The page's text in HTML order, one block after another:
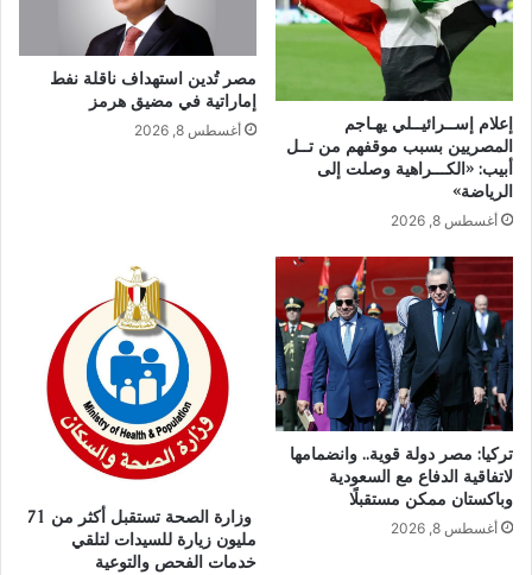
إعلام إســرائيــلي يهـاجم
المصريين بسبب موقفهم من تــل
أبيب: «الكـــراهية وصلت إلى
الرياضة»
أغسطس 8, 2026
مصر تُدين استهداف ناقلة نفط
إماراتية في مضيق هرمز
أغسطس 8, 2026
تركيا: مصر دولة قوية.. وانضمامها
لاتفاقية الدفاع مع السعودية
وباكستان ممكن مستقبلًا
أغسطس 8, 2026
وزارة الصحة تستقبل أكثر من 71
مليون زيارة للسيدات لتلقي
خدمات الفحص والتوعية